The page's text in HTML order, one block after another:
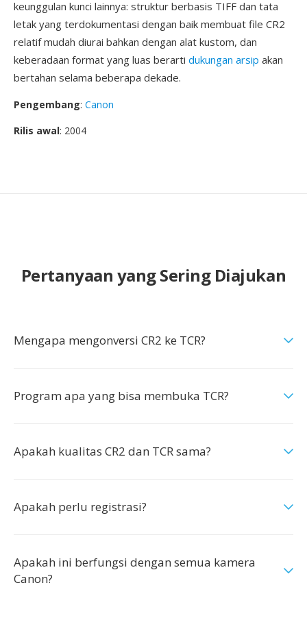
keunggulan kunci lainnya: struktur berbasis TIFF dan tata
letak yang terdokumentasi dengan baik membuat file CR2
relatif mudah diurai bahkan dengan alat kustom, dan
keberadaan format yang luas berarti dukungan arsip akan
bertahan selama beberapa dekade.
Pengembang: Canon
Rilis awal: 2004
Pertanyaan yang Sering Diajukan
Mengapa mengonversi CR2 ke TCR?
Program apa yang bisa membuka TCR?
Apakah kualitas CR2 dan TCR sama?
Apakah perlu registrasi?
Apakah ini berfungsi dengan semua kamera
Canon?